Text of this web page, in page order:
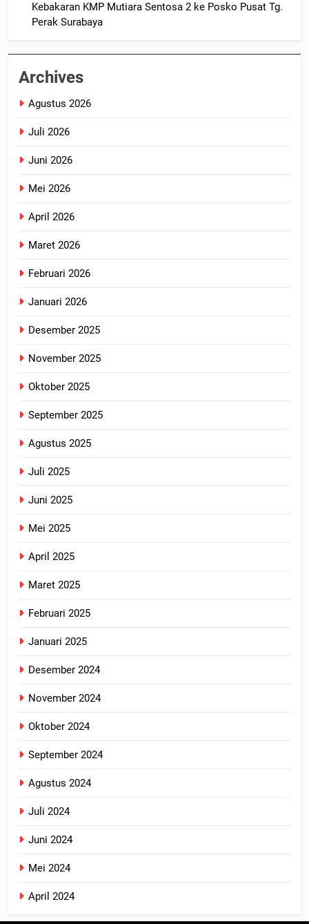
Kebakaran KMP Mutiara Sentosa 2 ke Posko Pusat Tg.
Perak Surabaya
Archives
Agustus 2026
Juli 2026
Juni 2026
Mei 2026
April 2026
Maret 2026
Februari 2026
Januari 2026
Desember 2025
November 2025
Oktober 2025
September 2025
Agustus 2025
Juli 2025
Juni 2025
Mei 2025
April 2025
Maret 2025
Februari 2025
Januari 2025
Desember 2024
November 2024
Oktober 2024
September 2024
Agustus 2024
Juli 2024
Juni 2024
Mei 2024
April 2024